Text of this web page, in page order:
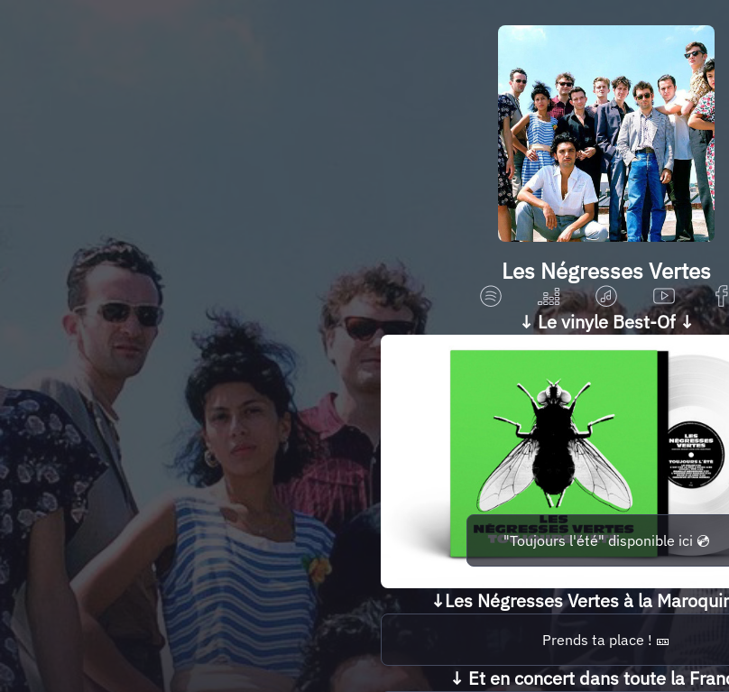
Les Négresses Vertes
↓ Le vinyle Best-Of ↓
"Toujours l'été" disponible ici 💿
↓Les Négresses Vertes à la
Prends ta place ! 🎫
↓ Et en concert dans toute la